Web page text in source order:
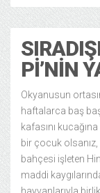
PI’NIN
Okyanusun
haftalarca baş
kafasını kucağına
bir çocuk olsanız,
bahçesi işleten
maddi